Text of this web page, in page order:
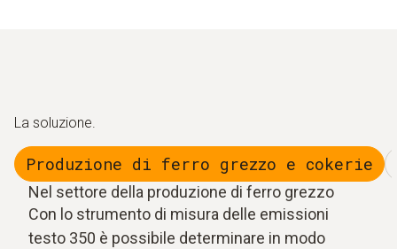
La soluzione.
Produzione di ferro grezzo e cokerie
Nel settore della produzione di ferro grezzo
Con lo strumento di misura delle emissioni
testo 350 è possibile determinare in modo